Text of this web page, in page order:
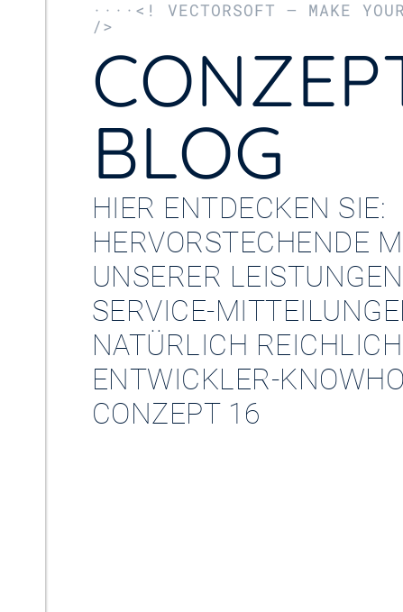
····<! VECTORSOFT – MAKE
/>
BLOG
HIER ENTDECKEN SIE:
HERVORSTECHENDE
UNSERER
SERVICE-
NATÜRLICH REICHLICH
ENTWICKLER-
CONZEPT 16